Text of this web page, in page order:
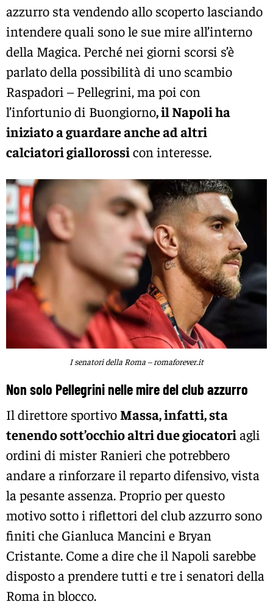
azzurro sta vendendo allo scoperto lasciando
intendere quali sono le sue mire all’interno
della Magica. Perché nei giorni scorsi s’è
parlato della possibilità di uno scambio
Raspadori – Pellegrini, ma poi con
l’infortunio di Buongiorno, il Napoli ha
iniziato a guardare anche ad altri
calciatori giallorossicon interesse.
I senatori della Roma – romaforever.it
Non solo Pellegrini nelle mire del club azzurro
Il direttore sportivo Massa, infatti, sta
tenendo sott’occhio altri due giocatoriagli
ordini di mister Ranieri che potrebbero
andare a rinforzare il reparto difensivo, vista
la pesante assenza. Proprio per questo
motivo sotto i riflettori del club azzurro sono
finiti che Gianluca Mancini e Bryan
Cristante. Come a dire che il Napoli sarebbe
disposto a prendere tutti e tre i senatori della
Roma in blocco.